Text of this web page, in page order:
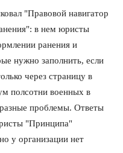
"Правовой навигатор
в нем юристы
ранения и
нужно заполнить, если
через страницу в
полсотни военных в
проблемы. Ответы
"Принципа"
у организации нет